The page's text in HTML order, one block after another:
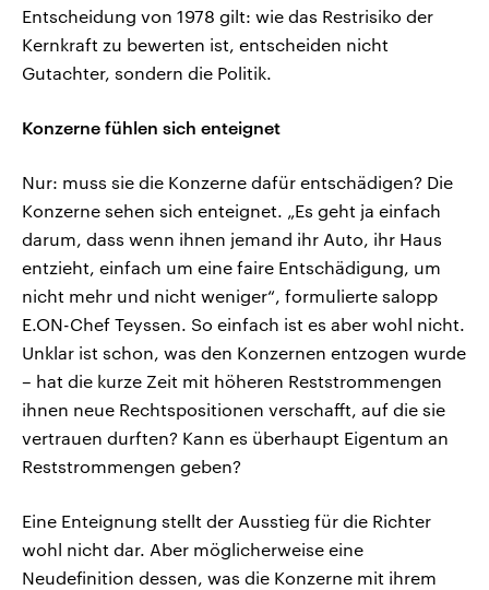
Entscheidung von 1978 gilt: wie das Restrisiko der
Kernkraft zu bewerten ist, entscheiden nicht
Gutachter, sondern die Politik.
Konzerne fühlen sich enteignet
Nur: muss sie die Konzerne dafür entschädigen? Die
Konzerne sehen sich enteignet. „Es geht ja einfach
darum, dass wenn ihnen jemand ihr Auto, ihr Haus
entzieht, einfach um eine faire Entschädigung, um
nicht mehr und nicht weniger“, formulierte salopp
E.ON-Chef Teyssen. So einfach ist es aber wohl nicht.
Unklar ist schon, was den Konzernen entzogen wurde
– hat die kurze Zeit mit höheren Reststrommengen
ihnen neue Rechtspositionen verschafft, auf die sie
vertrauen durften? Kann es überhaupt Eigentum an
Reststrommengen geben?
Eine Enteignung stellt der Ausstieg für die Richter
wohl nicht dar. Aber möglicherweise eine
Neudefinition dessen, was die Konzerne mit ihrem